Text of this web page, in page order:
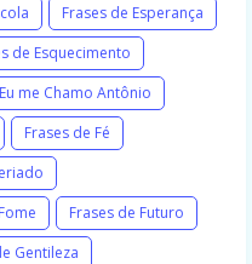
Frases de Esperança
de Esquecimento
me Chamo Antônio
Frases de Fé
Frases de Futuro
Gentileza